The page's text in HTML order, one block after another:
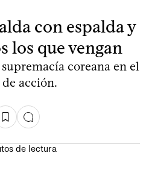
con espalda y
los que vengan
coreana en el
acción.
de lectura